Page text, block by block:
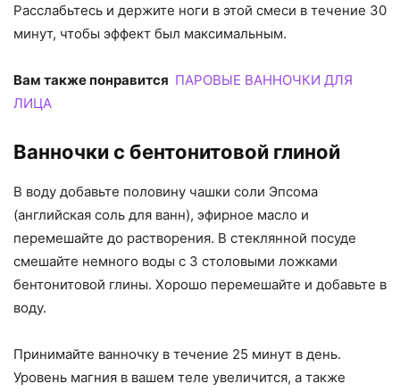
Расслабьтесь и держите ноги в этой смеси в течение 30
минут, чтобы эффект был максимальным.
Вам также понравится ПАРОВЫЕ ВАННОЧКИ ДЛЯ
ЛИЦА
Ванночки с бентонитовой глиной
В воду добавьте половину чашки соли Эпсома
(английская соль для ванн), эфирное масло и
перемешайте до растворения. В стеклянной посуде
смешайте немного воды с 3 столовыми ложками
бентонитовой глины. Хорошо перемешайте и добавьте в
воду.
Принимайте ванночку в течение 25 минут в день.
Уровень магния в вашем теле увеличится, а также